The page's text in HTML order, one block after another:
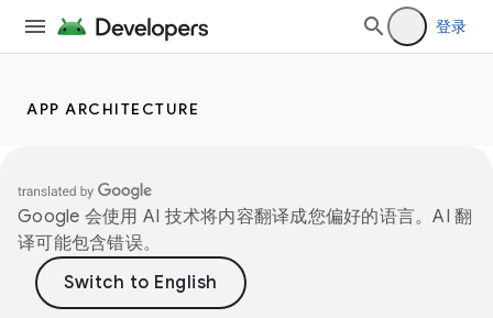
登录
APP ARCHITECTURE
Google 会使用 AI 技术将内容翻译成您偏好的语言。AI 翻
译可能包含错误。